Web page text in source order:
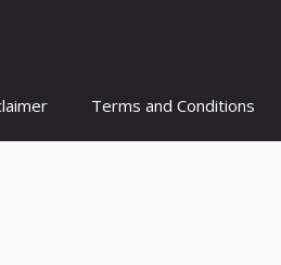
Terms and Conditions